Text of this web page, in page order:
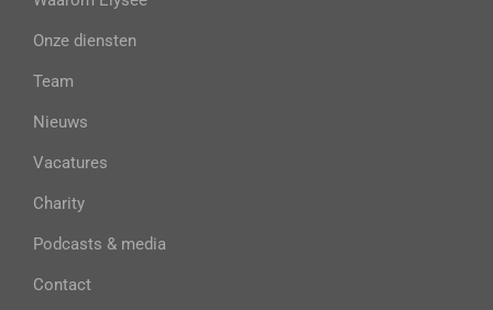
Onze diensten
Team
Nieuws
Vacatures
Charity
Podcasts & media
Contact